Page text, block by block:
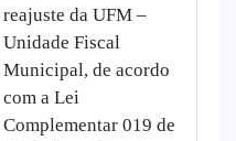
reajuste da UFM –
Unidade Fiscal
Municipal, de acordo
com a Lei
Complementar 019 de